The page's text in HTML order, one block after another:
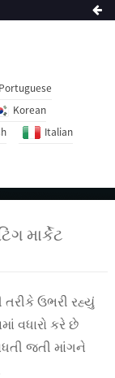
Portuguese
Korean
Italian
માર્કેટ
તરીકે ઉભરી રહ્યું
વધારો કરે છે
જતી માંગને